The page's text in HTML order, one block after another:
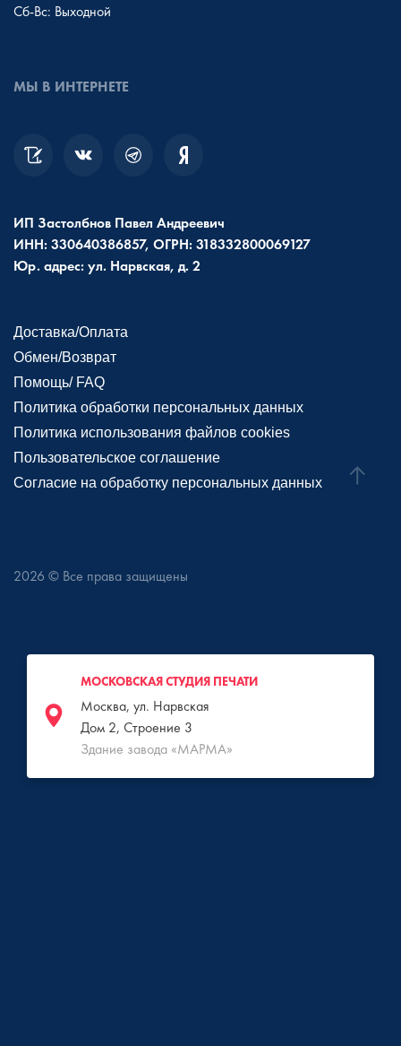
Сб-Вс: Выходной
МЫ В ИНТЕРНЕТЕ
ИП Застолбнов Павел Андреевич
ИНН: 330640386857, ОГРН: 318332800069127
Юр. адрес: ул. Нарвская, д. 2
Доставка/Оплата
Обмен/Возврат
Помощь/ FAQ
Политика обработки персональных данных
Политика использования файлов cookies
Пользовательское соглашение
Согласие на обработку персональных данных
2026 © Все права защищены
МОСКОВСКАЯ СТУДИЯ ПЕЧАТИ
Москва, ул. Нарвская
Дом 2, Строение 3
Здание завода «МАРМА»